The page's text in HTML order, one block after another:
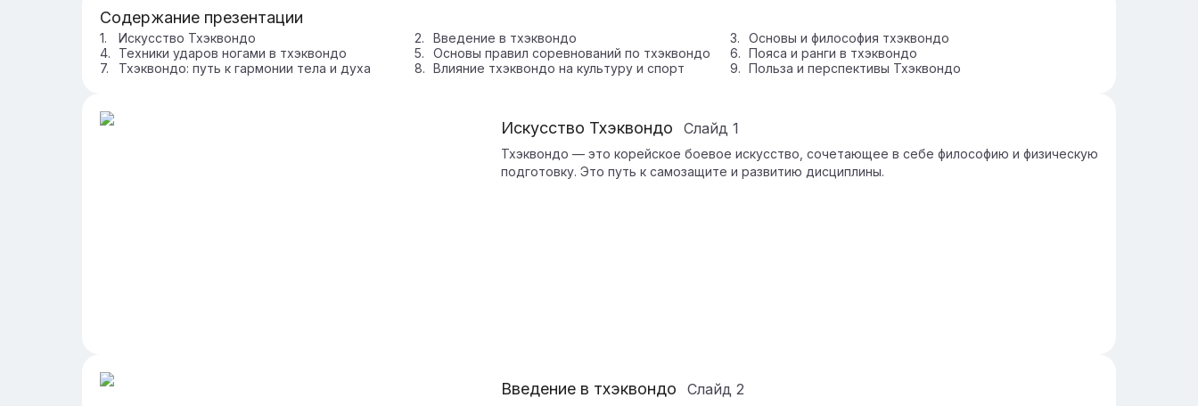
Содержание презентации
Искусство Тхэквондо Введение в тхэквондо
Основы и философия тхэквондо
Техники ударов ногами в тхэквондо
Основы правил соревнований по тхэквондо
Пояса и ранги в тхэквондо
Тхэквондо: путь к гармонии тела и духа
Влияние тхэквондо на культуру и спорт Польза и перспективы Тхэквондо
Искусство Тхэквондо Слайд 1
Тхэквондо — это корейское боевое искусство, сочетающее в себе философию и физическую
подготовку. Это путь к самозащите и развитию дисциплины.
Введение в тхэквондо Слайд 2